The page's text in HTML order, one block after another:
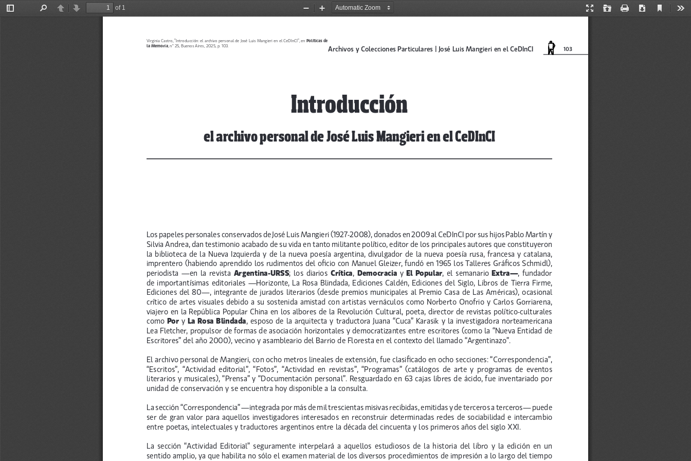
Toggle
PreviousNext
of 1
Presentation
Open Print Download
Current
Zoom
Zoom
103
Archivos y Colecciones Particulares | José Luis Mangieri en el CeDInCI
Virginia Castro, “Introducción: el archivo personal de José Luis Mangieri en el CeDInCI”, en Políticas de
la Memoria, n° 25, Buenos Aires, 2025, p. 103.
Introducción
el archivo personal de José Luis Mangieri en el CeDInCI
Los papeles personales conservados de José Luis Mangieri (1927-2008), donados en 2009 al CeDInCI por sus hijos Pablo Martín y
Silvia Andrea, dan testimonio acabado de su vida en tanto militante político, editor de los principales autores que constituyeron
la  biblioteca  de  la  Nueva  Izquierda  y  de  la  nueva  poesía  argentina,  divulgador  de  la  nueva  poesía  rusa,  francesa  y  catalana,
imprentero (habiendo aprendido los rudimentos del oficio con Manuel Gleizer, fundó en 1965 los Talleres Gráficos Schmidl),
periodista  —en  la  revista Argentina-URSS;  los  diarios Crítica Democracia
  y
  El  Popular
,  el  semanario
  Extra—
,  fundador
de importantísimas editoriales —Horizonte, La Rosa Blindada, Ediciones Caldén, Ediciones del Siglo, Libros de Tierra Firme,
Ediciones del 80—, integrante de jurados literarios (desde premios municipales al Premio Casa de Las Américas), ocasional
crítico de artes visuales debido a su sostenida amistad con artistas vernáculos como Norberto Onofrio y Carlos Gorriarena,
viajero en la República Popular China en los albores de la Revolución Cultural, poeta, director de revistas político-culturales
como Por y La Rosa Blindada , esposo de la arquitecta y traductora Juana “Cuca” Karasik y la investigadora norteamericana
Lea Fletcher, propulsor de formas de asociación horizontales y democratizantes entre escritores (como la “Nueva Entidad de
Escritores” del año 2000), vecino y asambleario del Barrio de Floresta en el contexto del llamado “Argentinazo” .
El archivo personal de Mangieri, con ocho metros lineales de extensión, fue clasificado en ocho secciones: “Correspondencia”,
“Escritos”,  “Actividad  editorial”,  “Fotos”,  “Actividad  en  revistas”,  “Programas”  (catálogos  de  arte  y  programas  de  eventos
literarios y musicales), “Prensa” y “Documentación personal” . Resguardado en 63 cajas libres de ácido, fue inventariado por
unidad de conservación y se encuentra hoy disponible a la consulta
La sección “Correspondencia” —integrada por más de mil trescientas misivas recibidas, emitidas y de terceros a terceros— puede
ser de gran valor para aquellos investigadores interesados en reconstruir determinadas redes de sociabilidad e intercambio
entre poetas, intelectuales y traductores argentinos entre la década del cincuenta y los primeros años del siglo XXI
La  sección  “Actividad  Editorial”  seguramente  interpelará  a  aquellos  estudiosos  de  la  historia  del  libro  y  la  edición  en  un
sentido amplio, ya que habilita no sólo el examen material de los diversos procedimientos de impresión a lo largo del tiempo